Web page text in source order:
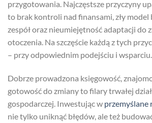
przygotowania. Najczęstsze przyczyny
to brak kontroli nad finansami, zły model
zespół oraz nieumiejętność adaptacji do
otoczenia. Na szczęście każdą z tych
– przy odpowiednim podejściu i wsparciu.
Dobrze prowadzona księgowość,
gotowość do zmiany to filary trwałej
gospodarczej. Inwestując w przemyślane
nie tylko uniknąć błędów, ale też